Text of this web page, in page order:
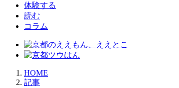
体験する
読む
コラム
HOME
記事